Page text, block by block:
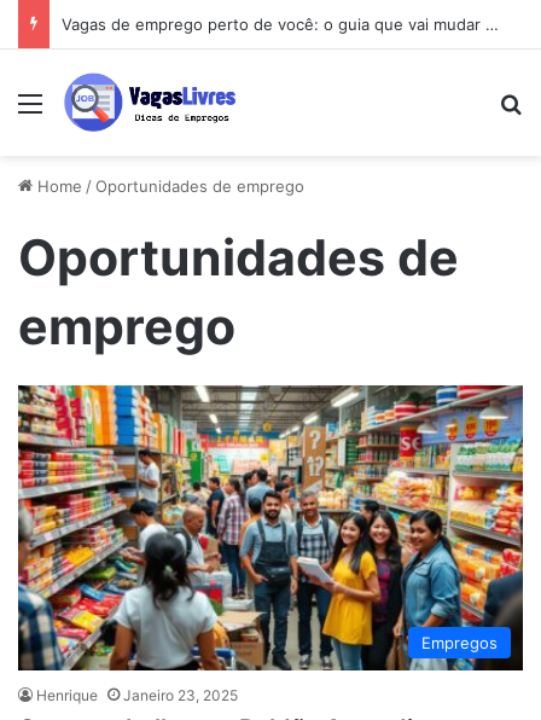
Vagas de emprego perto de você: o guia que vai mudar sua busca
Menu
Home /Oportunidades de emprego
Oportunidades de
emprego
Empregos
Henrique Janeiro 23, 2025